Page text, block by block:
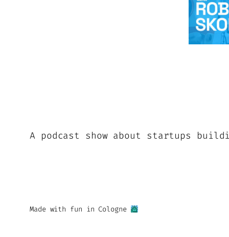
A podcast show about startups
Made with fun in Cologne